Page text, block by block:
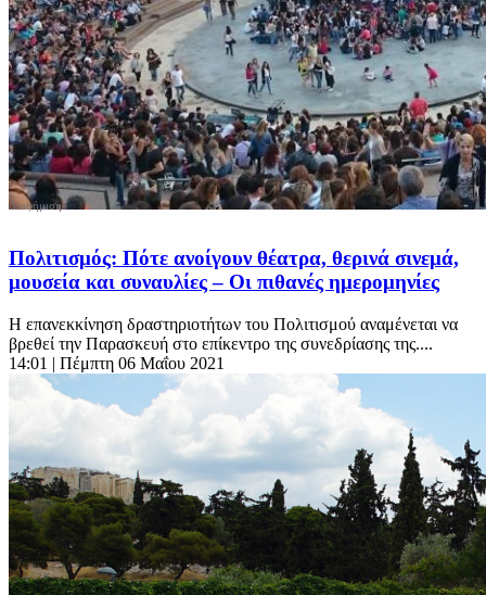
Πολιτισμός: Πότε ανοίγουν θέατρα, θερινά σινεμά,
μουσεία και συναυλίες – Οι πιθανές ημερομηνίες
Η επανεκκίνηση δραστηριοτήτων του Πολιτισμού αναμένεται να
βρεθεί την Παρασκευή στο επίκεντρο της συνεδρίασης της....
14:01 | Πέμπτη 06 Μαΐου 2021